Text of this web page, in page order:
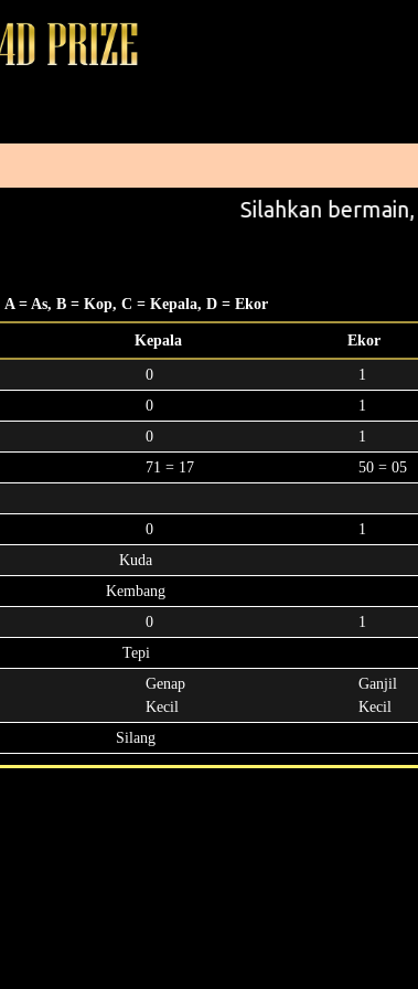
Silahkan bermain,
A = As, B = Kop, C = Kepala, D = Ekor
Kepala Ekor
0
1
0
1
0
1
71 = 17
50 = 05
0
1
Kuda
Kembang
0
1
Tepi
Genap
Kecil
Ganjil
Kecil
Silang